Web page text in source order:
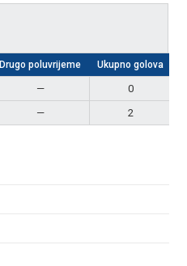
Drugo poluvrijeme Ukupno golova
— 0
— 2